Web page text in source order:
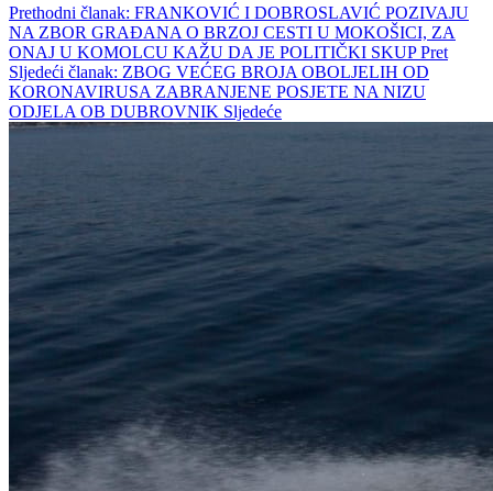
Prethodni članak: FRANKOVIĆ I DOBROSLAVIĆ POZIVAJU
NA ZBOR GRAĐANA O BRZOJ CESTI U MOKOŠICI, ZA
ONAJ U KOMOLCU KAŽU DA JE POLITIČKI SKUPPret
Sljedeći članak: ZBOG VEĆEG BROJA OBOLJELIH OD
KORONAVIRUSA ZABRANJENE POSJETE NA NIZU
ODJELA OB DUBROVNIK Sljedeće